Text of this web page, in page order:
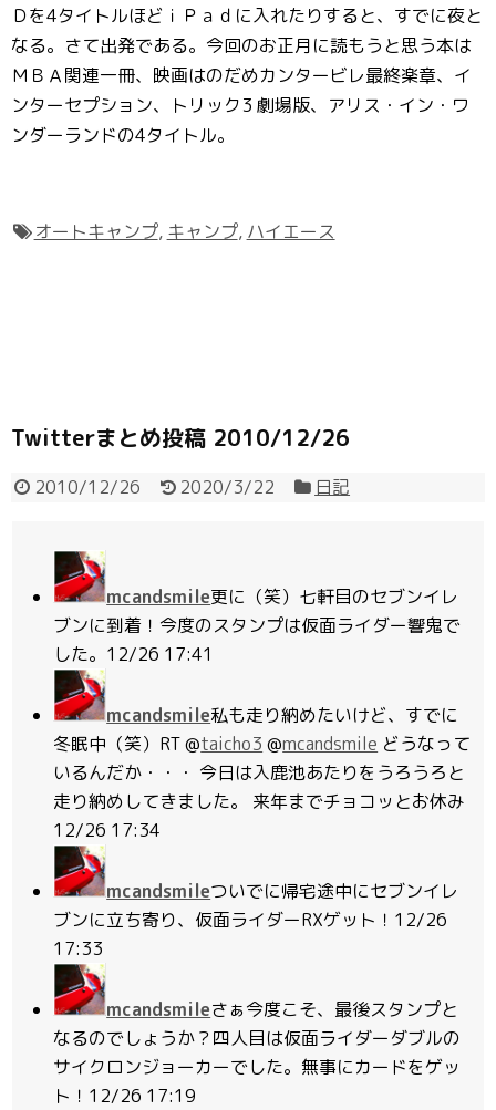
Ｄを4タイトルほどｉＰａｄに入れたりすると、すでに夜と
なる。さて出発である。今回のお正月に読もうと思う本は
ＭＢＡ関連一冊、映画はのだめカンタービレ最終楽章、イ
ンターセプション、トリック3 劇場版、アリス・イン・ワ
ンダーランドの4タイトル。
オートキャンプ, キャンプ, ハイエース
Twitterまとめ投稿 2010/12/26
2010/12/26 2020/3/22 日記
mcandsmile更に（笑）七軒目のセブンイレ
ブンに到着！今度のスタンプは仮面ライダー響鬼で
した。 12/26 17:41
mcandsmile私も走り納めたいけど、すでに
冬眠中（笑）RT @taicho3 @mcandsmile どうなって
いるんだか・・・ 今日は入鹿池あたりをうろうろと
走り納めしてきました。 来年までチョコッとお休み
12/26 17:34
mcandsmileついでに帰宅途中にセブンイレ
ブンに立ち寄り、仮面ライダーRXゲット！ 12/26
17:33
mcandsmileさぁ今度こそ、最後スタンプと
なるのでしょうか？四人目は仮面ライダーダブルの
サイクロンジョーカーでした。無事にカードをゲッ
ト！ 12/26 17:19